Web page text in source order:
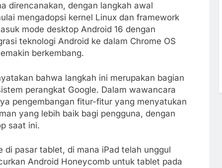
direncanakan, dengan langkah awal
mengadopsi kernel Linux dan framework
mode desktop Android 16 dengan
teknologi Android ke dalam Chrome OS
berkembang.
bahwa langkah ini merupakan bagian
perangkat Google. Dalam wawancara
pengembangan fitur-fitur yang menyatukan
yang lebih baik bagi pengguna, dengan
saat ini.
di pasar tablet, di mana iPad telah unggul
Android Honeycomb untuk tablet pada